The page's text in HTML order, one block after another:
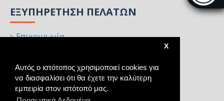
Αυτός ο ιστότοπος χρησιμοποιεί cookies για
να διασφαλίσει ότι θα έχετε την καλύτερη
εμπειρία στον ιστότοπό μας.
X
ΕΞΥΠΗΡΈΤΗΣΗ ΠΕΛΑΤΏΝ
Επικοινωνία
Χάρτης Ιστότοπου
Κατασκευαστές